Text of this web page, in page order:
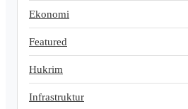
Ekonomi
Featured
Hukrim
Infrastruktur